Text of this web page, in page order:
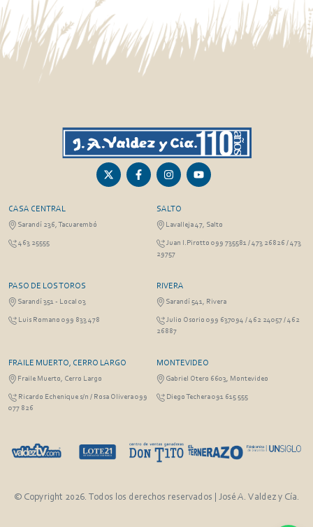
CASA CENTRAL
Sarandí 236, Tacuarembó
463 25555
SALTO
Lavalleja 47, Salto
Juan I.Pirotto 099 735581 / 473 26826 / 473
29757
PASO DE LOS TOROS
Sarandí 351 - Local 03
Luis Romano 099 833 478
RIVERA
Sarandí 541, Rivera
Julio Osorio 099 637094 / 462 24057 / 462
26887
FRAILE MUERTO, CERRO LARGO
Fraile Muerto, Cerro Largo
Ricardo Echenique s/n / Rosa Olivera 099
077 826
MONTEVIDEO
Gabriel Otero 6603, Montevideo
Diego Techera 091 615 555
© Copyright 2026. Todos los derechos reservados | José A. Valdez y Cía.